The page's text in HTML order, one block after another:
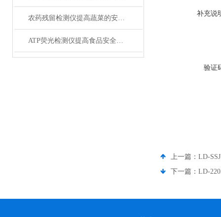
农药残留检测仪提高蔬菜的安全可食用性
ATP荧光检测仪提高食品安全卫生水平
补充说
验证
上一篇： LD-
下一篇： LD-